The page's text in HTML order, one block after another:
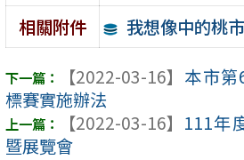
相關附件
我想像中的桃
【2022-03-16】 本市
標賽實施辦法
【2022-03-16】 111年
暨展覽會